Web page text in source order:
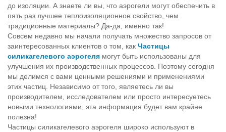
до изоляции. А знаете ли вы, что аэрогели могут обеспечить в
пять раз лучшее теплоизоляционное свойство, чем
традиционные материалы? Да-да, именно так!
Совсем недавно мы начали получать множество запросов от
заинтересованных клиентов о том, как Частицы
силикагелевого аэрогеля могут быть использованы для
улучшения их производственных процессов. Поэтому сегодня
мы делимся с вами ценными решениями и применениями
этих частиц. Независимо от того, являетесь ли вы
производителем, исследователем или просто интересуетесь
новыми технологиями, эта информация будет вам крайне
полезна!
Частицы силикагелевого аэрогеля широко используют в